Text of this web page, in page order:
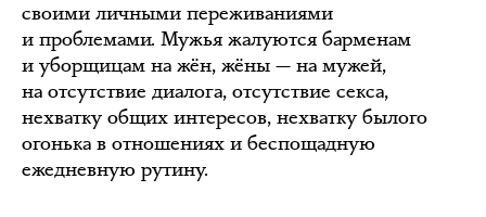
своими личными переживаниями
и проблемами. Мужья жалуются барменам
и уборщицам на жён, жёны — на мужей,
на отсутствие диалога, отсутствие секса,
нехватку общих интересов, нехватку былого
огонька в отношениях и беспощадную
ежедневную рутину.